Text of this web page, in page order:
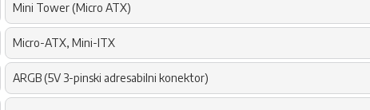
Mini Tower (Micro ATX)
Micro-ATX, Mini-ITX
ARGB (5V 3-pinski adresabilni konektor)